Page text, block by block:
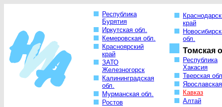
Республика
Бурятия
Иркутская обл.
Кемеровская обл.
Красноярский
край
ЗАТО
Железногорск
Калининградская
обл.
Мурманская обл.
Ростов
край
обл.
Томская
Республика
Хакасия
Тверская
Кавказ
Алтай